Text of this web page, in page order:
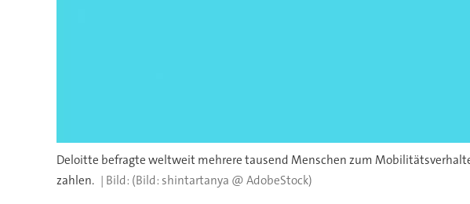
Deloitte befragte weltweit mehrere tausend Menschen zum
zahlen.
(Bild: shintartanya @ AdobeStock)